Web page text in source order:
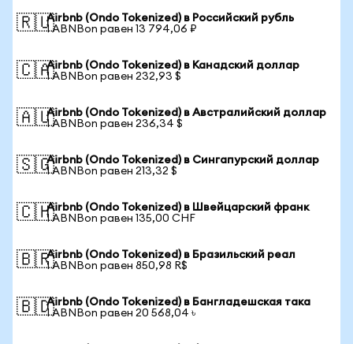
🇷🇺Airbnb (Ondo Tokenized) в Российский рубль
1 ABNBon равен 13 794,06 ₽
🇨🇦Airbnb (Ondo Tokenized) в Канадский доллар
1 ABNBon равен 232,93 $
🇦🇺Airbnb (Ondo Tokenized) в Австралийский доллар
1 ABNBon равен 236,34 $
🇸🇬Airbnb (Ondo Tokenized) в Сингапурский доллар
1 ABNBon равен 213,32 $
🇨🇭Airbnb (Ondo Tokenized) в Швейцарский франк
1 ABNBon равен 135,00 CHF
🇧🇷Airbnb (Ondo Tokenized) в Бразильский реал
1 ABNBon равен 850,98 R$
🇧🇩Airbnb (Ondo Tokenized) в Бангладешская така
1 ABNBon равен 20 568,04 ৳